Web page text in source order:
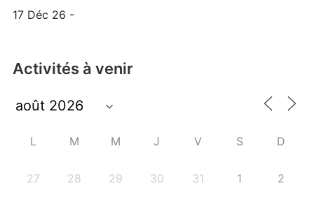
17 Déc 26 -
Activités à venir
L M M J V S D
27 28 29 30 31 1 2